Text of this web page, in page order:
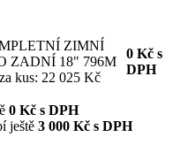
ZIMNÍ
ZADNÍ 18" 796M
kus: 22 025 Kč
0 Kč s
DPH
0 Kč s DPH
ještě 3 000 Kč s DPH